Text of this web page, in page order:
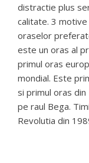
distractie plus
calitate. 3
oraselor
este un oras al
primul oras
mondial. Este
si primul oras din
pe raul Bega.
Revolutia din